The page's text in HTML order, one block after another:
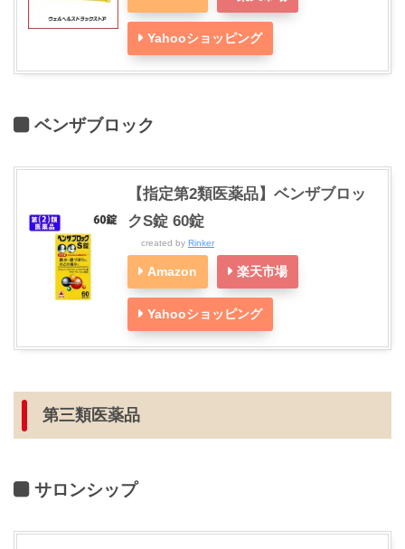
Yahooショッピング
ベンザブロック
【指定第2類医薬品】ベンザブロッ
クS錠 60錠
created by Rinker
Amazon 楽天市場
Yahooショッピング
第三類医薬品
サロンシップ